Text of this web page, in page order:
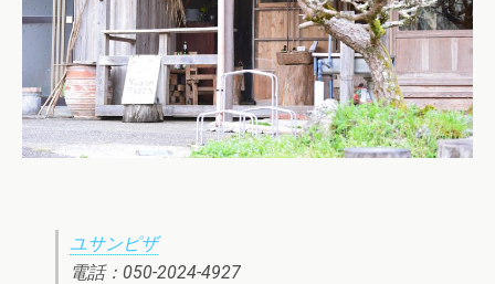
ユサンピザ
電話：050-2024-4927